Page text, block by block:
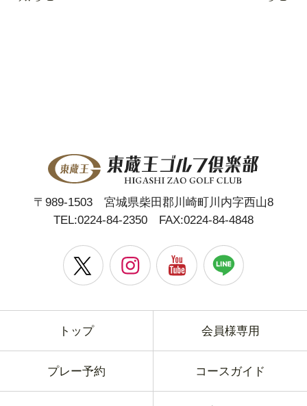
〒989-1503 宮城県柴田郡川崎町川内字西山8
TEL:0224-84-2350FAX:0224-84-4848
トップ 会員様専用
プレー予約 コースガイド